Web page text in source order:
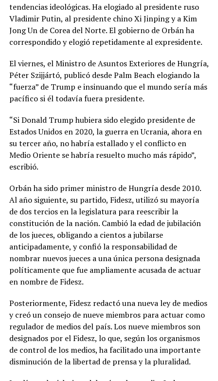
tendencias ideológicas. Ha elogiado al presidente ruso
Vladimir Putin, al presidente chino Xi Jinping y a Kim
Jong Un de Corea del Norte. El gobierno de Orbán ha
correspondido y elogió repetidamente al expresidente.
El viernes, el Ministro de Asuntos Exteriores de Hungría,
Péter Szijjártó, publicó desde Palm Beach elogiando la
“fuerza” de Trump e insinuando que el mundo sería más
pacífico si él todavía fuera presidente.
“Si Donald Trump hubiera sido elegido presidente de
Estados Unidos en 2020, la guerra en Ucrania, ahora en
su tercer año, no habría estallado y el conflicto en
Medio Oriente se habría resuelto mucho más rápido”,
escribió.
Orbán ha sido primer ministro de Hungría desde 2010.
Al año siguiente, su partido, Fidesz, utilizó su mayoría
de dos tercios en la legislatura para reescribir la
constitución de la nación. Cambió la edad de jubilación
de los jueces, obligando a cientos a jubilarse
anticipadamente, y confió la responsabilidad de
nombrar nuevos jueces a una única persona designada
políticamente que fue ampliamente acusada de actuar
en nombre de Fidesz.
Posteriormente, Fidesz redactó una nueva ley de medios
y creó un consejo de nueve miembros para actuar como
regulador de medios del país. Los nueve miembros son
designados por el Fidesz, lo que, según los organismos
de control de los medios, ha facilitado una importante
disminución de la libertad de prensa y la pluralidad.